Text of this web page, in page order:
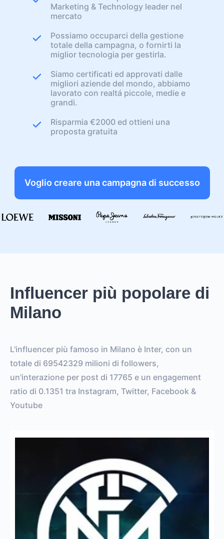
Marketing & Technology leader nel
mercato
Possiamo occuparci della gestione
totale della campagna, o fornirti la
miglior tecnologia per gestirla.
Siamo certificati ed approvati dalle
migliori aziende del mondo, abbiamo
lavorato con realtá piccole, medie e
grandi.
Risparmia €2000 ed ottieni una
proposta gratuita
Voglio creare una campagna di successo
Influencer più popolare di
Milano
L'influencer più famoso in Milano è Inter, con un
totale di 69542329 milioni di followers,
un'interazione per post di 17765 e un engagement
ratio di 0.1351 tra Instagram, Twitter, Facebook &
Youtube